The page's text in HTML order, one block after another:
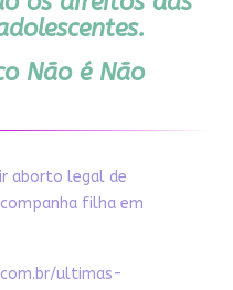
Não é Não
aborto legal de
filha em
ultimas-